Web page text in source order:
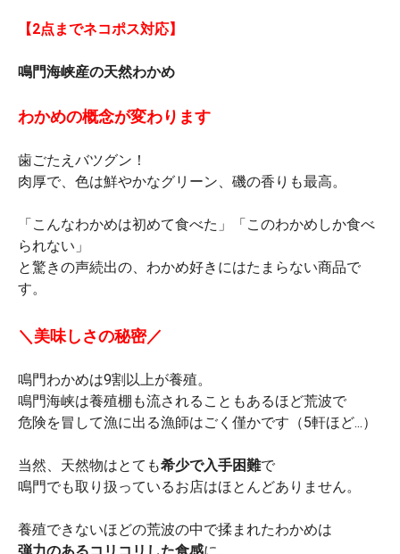
【2点までネコポス対応】
鳴門海峡産の天然わかめ
わかめの概念が変わります
歯ごたえバツグン！
肉厚で、色は鮮やかなグリーン、磯の香りも最高。
「こんなわかめは初めて食べた」「このわかめしか食べ
られない」
と驚きの声続出の、わかめ好きにはたまらない商品で
す。
＼美味しさの秘密／
鳴門わかめは9割以上が養殖。
鳴門海峡は養殖棚も流されることもあるほど荒波で
危険を冒して漁に出る漁師はごく僅かです（5軒ほど...）
当然、天然物はとても希少で入手困難で
鳴門でも取り扱っているお店はほとんどありません。
養殖できないほどの荒波の中で揉まれたわかめは
弾力のあるコリコリした食感に。